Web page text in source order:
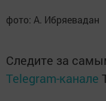
фото: А. Ибряевадан
Следите за
Telegram-канале